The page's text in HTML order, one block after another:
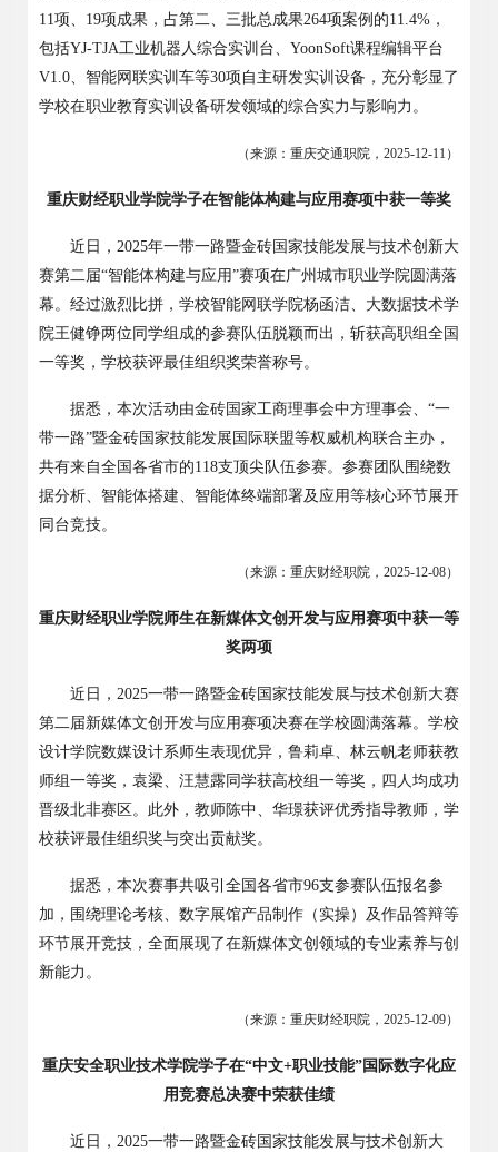
11项、 19项成果，占第二、三批总成果264项案例的11.4% ，
包括YJ-TJA工业机器人综合实训台、 YoonSoft课程编辑平台
V1.0、智能网联实训车等30项自主研发实训设备，充分彰显了
学校在职业教育实训设备研发领域的综合实力与影响力。
（来源：重庆交通职院， 2025-12-11 ）
重庆财经职业学院学子在智能体构建与应用赛项中获一等奖
近日， 2025年一带一路暨金砖国家技能发展与技术创新大
赛第二届“智能体构建与应用”赛项在广州城市职业学院圆满落
幕。经过激烈比拼，学校智能网联学院杨函洁、大数据技术学
院王健铮两位同学组成的参赛队伍脱颖而出，斩获高职组全国
一等奖，学校获评最佳组织奖荣誉称号。
据悉，本次活动由金砖国家工商理事会中方理事会、 “一
带一路”暨金砖国家技能发展国际联盟等权威机构联合主办，
共有来自全国各省市的118支顶尖队伍参赛。参赛团队围绕数
据分析、智能体搭建、智能体终端部署及应用等核心环节展开
同台竞技。
（来源：重庆财经职院， 2025-12-08）
重庆财经职业学院师生在新媒体文创开发与应用赛项中获一等
奖两项
近日， 2025一带一路暨金砖国家技能发展与技术创新大赛
第二届新媒体文创开发与应用赛项决赛在学校圆满落幕。学校
设计学院数媒设计系师生表现优异，鲁莉卓、林云帆老师获教
师组一等奖，袁梁、汪慧露同学获高校组一等奖，四人均成功
晋级北非赛区。此外，教师陈中、华璟获评优秀指导教师，学
校获评最佳组织奖与突出贡献奖。
据悉，本次赛事共吸引全国各省市96支参赛队伍报名参
加，围绕理论考核、数字展馆产品制作（实操）及作品答辩等
环节展开竞技，全面展现了在新媒体文创领域的专业素养与创
新能力。
（来源：重庆财经职院， 2025-12-09）
重庆安全职业技术学院学子在“中文+职业技能”国际数字化应
用竞赛总决赛中荣获佳绩
近日， 2025一带一路暨金砖国家技能发展与技术创新大